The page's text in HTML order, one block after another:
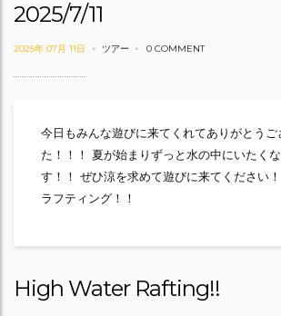
2025/7/11
2025年 07月 11日 ツアー 0 COMMENT
今日もみんな遊びに来てくれてありがとうご
た！！！ 夏が始まりずっと水の中にいたく
す！！ ぜひ涼を求めて遊びに来てください
ラフティング！！
High Water Rafting!!